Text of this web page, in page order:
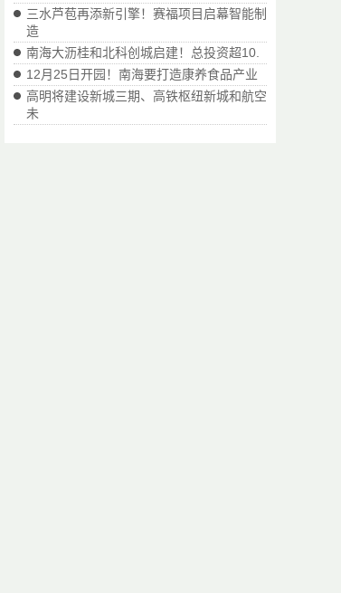
三水芦苞再添新引擎！赛福项目启幕智能制
造
南海大沥桂和北科创城启建！总投资超10.
12月25日开园！南海要打造康养食品产业
高明将建设新城三期、高铁枢纽新城和航空
未